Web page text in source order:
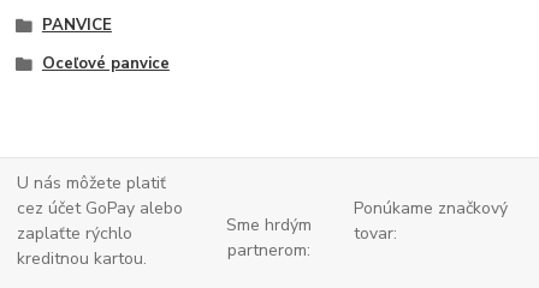
PANVICE
Oceľové panvice
U nás môžete platiť
cez účet GoPay alebo
zaplaťte rýchlo
kreditnou kartou.
Sme hrdým
partnerom:
Ponúkame značkový
tovar: